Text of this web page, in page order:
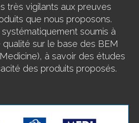
très vigilants aux preuves
que nous proposons.
soumis à
sur le base des BEM
à savoir des études
des produits proposés.